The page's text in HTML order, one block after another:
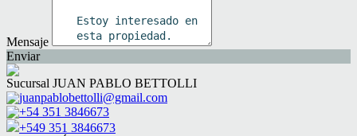
Mensaje
Enviar
Sucursal JUAN PABLO BETTOLLI
juanpablobettolli@gmail.com
+54 351 3846673
+549 351 3846673